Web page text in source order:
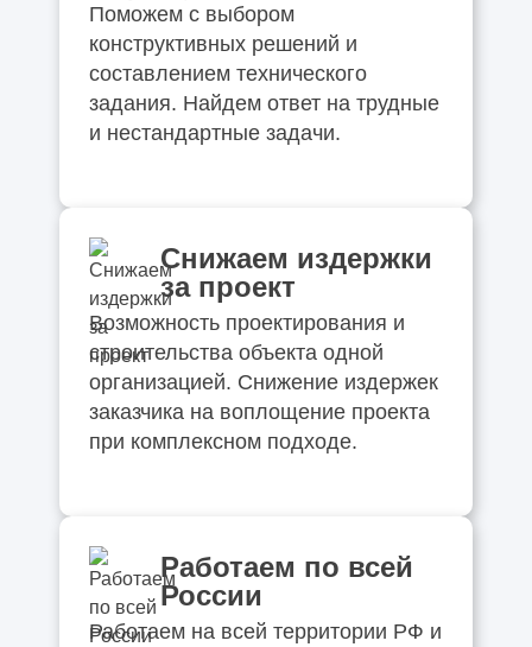
Поможем с выбором
конструктивных решений и
составлением технического
задания. Найдем ответ на трудные
и нестандартные задачи.
Снижаем издержки
за проект
Возможность проектирования и
строительства объекта одной
организацией. Снижение издержек
заказчика на воплощение проекта
при комплексном подходе.
Работаем по всей
России
Работаем на всей территории РФ и